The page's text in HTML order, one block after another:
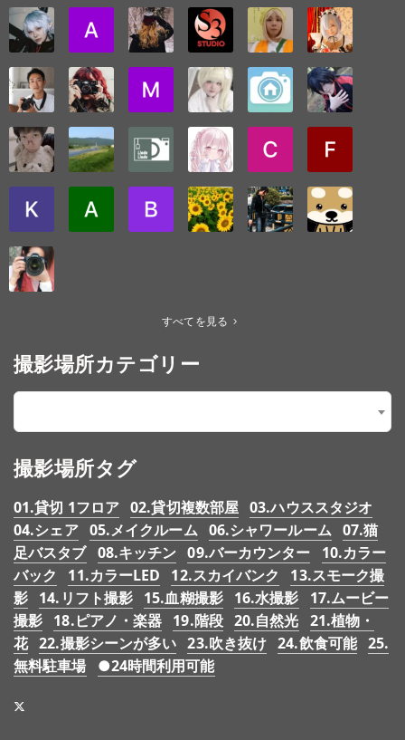
すべてを見る
撮影場所カテゴリー
×
撮影場所タグ
01.貸切 1フロア 02.貸切複数部屋 03.ハウススタジオ
04.シェア 05.メイクルーム 06.シャワールーム 07.猫
足バスタブ 08.キッチン 09.バーカウンター
10.カラー
バック
11.カラーLED 12.スカイバンク
13.スモーク撮
影 14.リフト撮影 15.血糊撮影 16.水撮影
17.ムービー
撮影 18.ピアノ・楽器 19.階段 20.自然光 21.植物・
花 22.撮影シーンが多い 23.吹き抜け 24.飲食可能 25.
無料駐車場
●24時間利用可能